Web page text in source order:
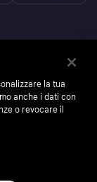
la tua
anche i dati con
o revocare il